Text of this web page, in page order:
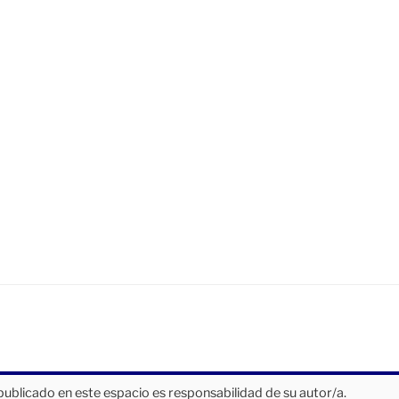
en este espacio es responsabilidad de su autor/a.